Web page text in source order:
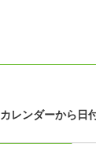
カレンダーから日